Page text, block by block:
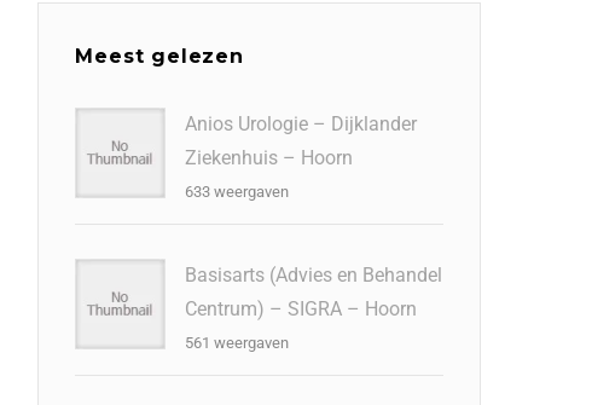
Meest gelezen
Anios Urologie – Dijklander
Ziekenhuis – Hoorn
633 weergaven
Basisarts (Advies en Behandel
Centrum) – SIGRA – Hoorn
561 weergaven